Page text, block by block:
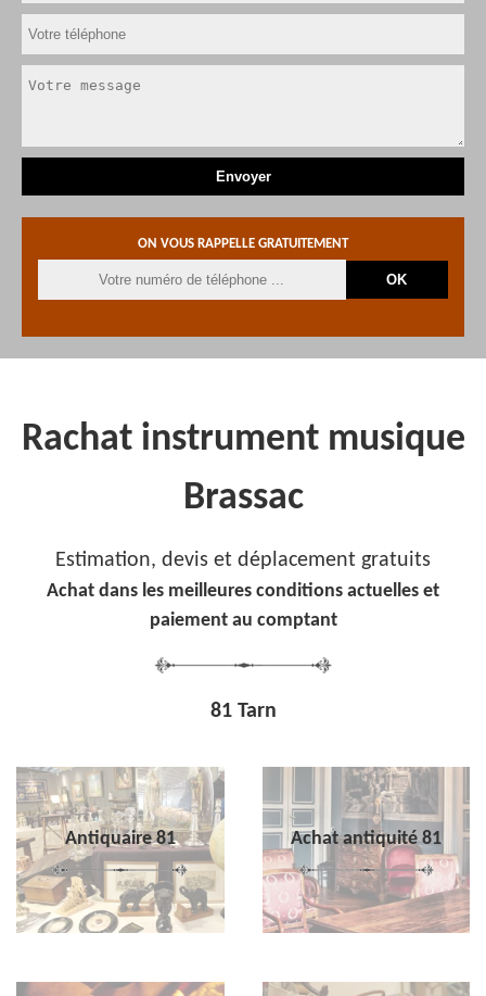
ON VOUS RAPPELLE GRATUITEMENT
Rachat instrument musique
Brassac
Estimation, devis et déplacement gratuits
Achat dans les meilleures conditions actuelles et
paiement au comptant
81 Tarn
Antiquaire 81 Achat antiquité 81